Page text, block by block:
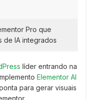
Pro que
de IA integrados
líder entrando na
Elementor AI
para gerar visuais